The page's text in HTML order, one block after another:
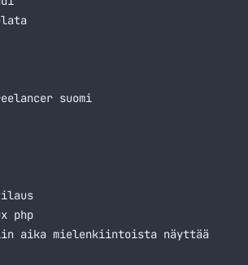
suomi
php
aika mielenkiintoista näyttää